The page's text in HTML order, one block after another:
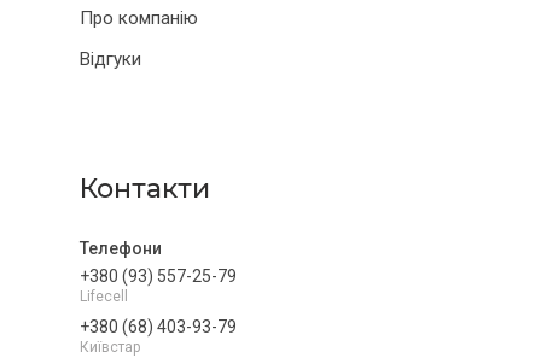
Про компанію
Відгуки
Контакти
+380 (93) 557-25-79
Lifecell
+380 (68) 403-93-79
Київстар